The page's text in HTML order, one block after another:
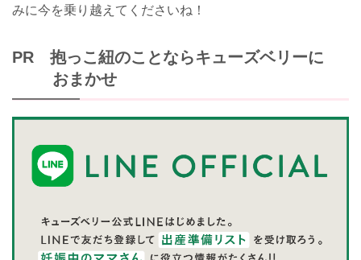
みに今を乗り越えてくださいね！
PR 抱っこ紐のことならキューズベリーに
おまかせ